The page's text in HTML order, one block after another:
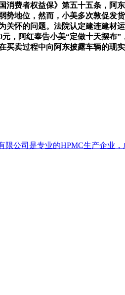
消费者权益保》第五十五条，阿
势地位，然而，小美多次敦促发
关怀的问题。法院认定建连建材
，阿红奉告小美“定做十天摆布
买卖过程中向阿东披露车辆的现
限公司是专业的HPMC生产企业